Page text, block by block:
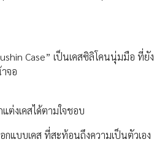
Case” เป็นเคสซิลิโคนนุ่มมือ ที่ยัง
จอ
งเคสได้ตามใจชอบ
กแบบเคส ที่สะท้อนถึงความเป็นตัวเอง